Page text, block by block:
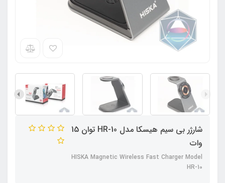
شارژر بی سیم هیسکا مدل HR-10 توان 15
وات
HISKA Magnetic Wireless Fast Charger Model
HR-10